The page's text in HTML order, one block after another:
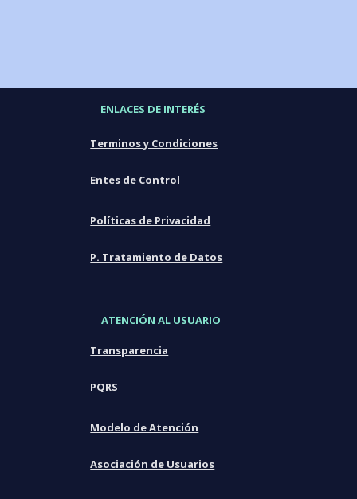
ENLACES DE INTERÉS
Terminos y Condiciones
Entes de Control
Políticas de Privacidad
P. Tratamiento de Datos
ATENCIÓN AL USUARIO
Transparencia
PQRS
Modelo de Atención
Asociación de Usuarios